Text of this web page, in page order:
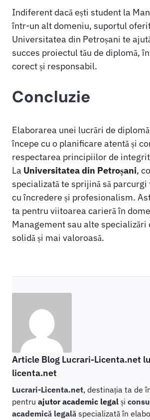
Indiferent dacă ești student la
într-un alt domeniu, suportul
Universitatea din Petroșani te
succes proiectul tău de diplomă,
corect și responsabil.
Concluzie
Elaborarea unei lucrări de
începe cu o planificare atentă și
respectarea principiilor de
La Universitatea din Petroșani,
specializată te sprijină să parcurgi
cu încredere și profesionalism.
ta pentru viitoarea carieră în
Management sau alte specializări
solidă și mai valoroasă.
Article Blog Lucrari-Licenta.net
licenta.net
Lucrari-Licenta.net, destinația ta de
pentru ajutor academic legal și
academică legală specializată în